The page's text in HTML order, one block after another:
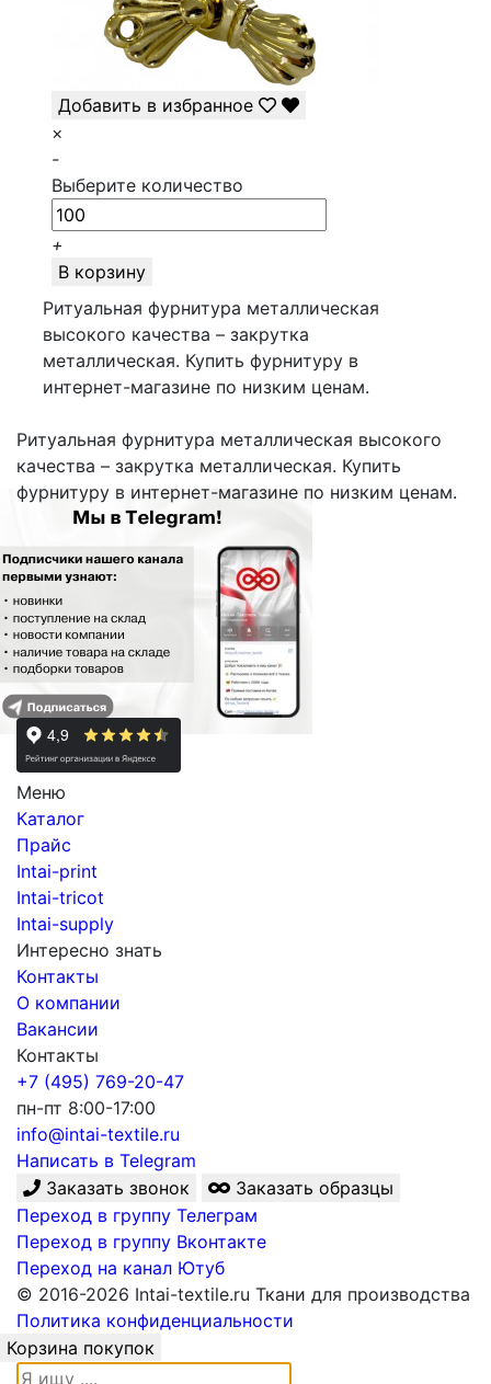
Добавить в избранное
×
-
Выберите количество
+
В корзину
Ритуальная фурнитура металлическая
высокого качества – закрутка
металлическая. Купить фурнитуру в
интернет-магазине по низким ценам.
Ритуальная фурнитура металлическая высокого
качества – закрутка металлическая. Купить
фурнитуру в интернет-магазине по низким ценам.
Меню
Каталог
Прайс
Intai-print
Intai-tricot
Intai-supply
Интересно знать
Контакты
О компании
Вакансии
Контакты
+7 (495) 769-20-47
пн-пт 8:00-17:00
info@intai-textile.ru
Написать в Telegram
Заказать звонок
Заказать образцы
Переход в группу Телеграм
Переход в группу Вконтакте
Переход на канал Ютуб
© 2016-2026 Intai-textile.ru Ткани для производства
Политика конфиденциальности
Корзина покупок